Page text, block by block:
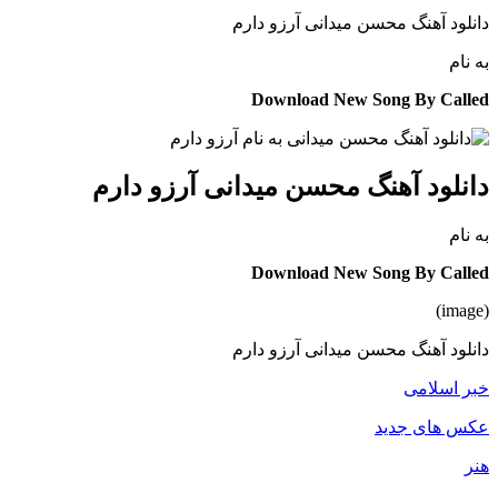
دانلود آهنگ محسن میدانی آرزو دارم
به نام
Download New Song By Called
دانلود آهنگ محسن میدانی آرزو دارم
به نام
Download New Song By Called
(image)
دانلود آهنگ محسن میدانی آرزو دارم
خبر اسلامی
عکس های جدید
هنر